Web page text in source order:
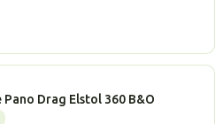
Drag Elstol 360 B&O